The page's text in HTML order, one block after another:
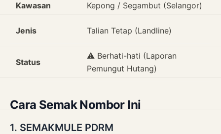
Kawasan Kepong / Segambut (Selangor)
Jenis Talian Tetap (Landline)
Status
⚠️ Berhati-hati (Laporan
Pemungut Hutang)
Cara Semak Nombor Ini
1. SEMAKMULE PDRM